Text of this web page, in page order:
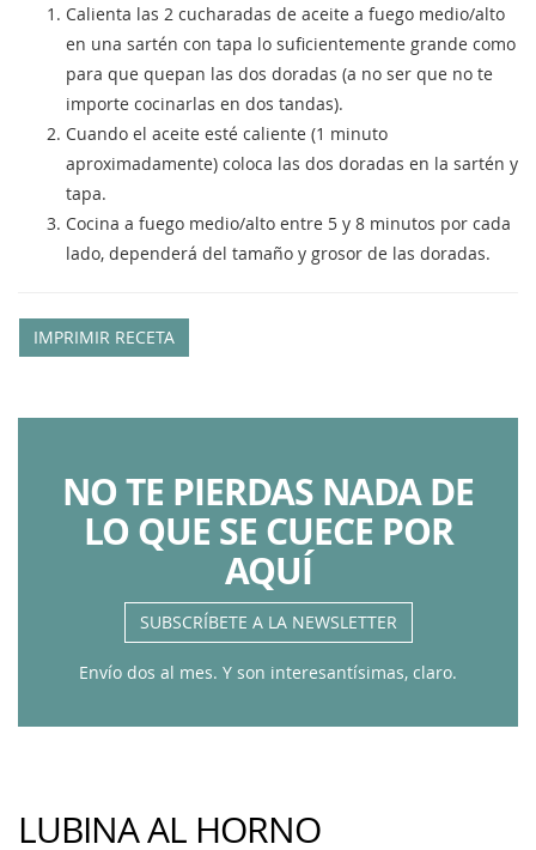
Calienta las 2 cucharadas de aceite a fuego medio/alto
en una sartén con tapa lo suficientemente grande como
para que quepan las dos doradas (a no ser que no te
importe cocinarlas en dos tandas).
Cuando el aceite esté caliente (1 minuto
aproximadamente) coloca las dos doradas en la sartén y
tapa.
Cocina a fuego medio/alto entre 5 y 8 minutos por cada
lado, dependerá del tamaño y grosor de las doradas.
IMPRIMIR RECETA
NO TE PIERDAS NADA DE
LO QUE SE CUECE POR
AQUÍ
SUBSCRÍBETE A LA NEWSLETTER
Envío dos al mes. Y son interesantísimas, claro.
LUBINA AL HORNO